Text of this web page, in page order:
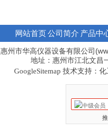
网站首页公司简介 产品中
惠州市华高仪器设备有限公司
地址：惠州市江北文昌
GoogleSitemap 技术支持：